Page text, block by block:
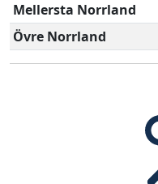
Mellersta Norrland
Övre Norrland